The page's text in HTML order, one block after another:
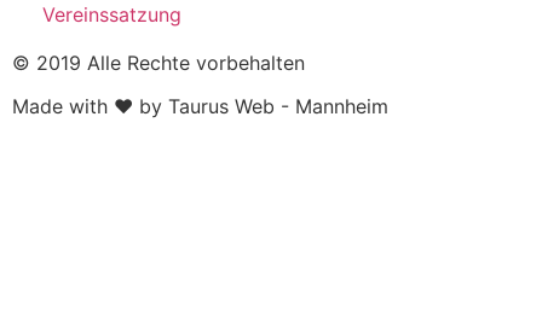
Vereinssatzung
© 2019 Alle Rechte vorbehalten
Made with ❤ by Taurus Web - Mannheim